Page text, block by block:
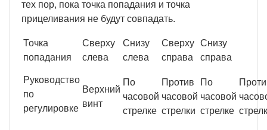
тех пор, пока точка попадания и точка
прицеливания не будут совпадать.
Точка
попадания
Сверху
слева
Снизу
слева
Сверху
справа
Снизу
справа
Руководство
по
регулировке
Верхний
винт
По
часовой
стрелке
Против
часовой
стрелки
По
часовой
стрелке